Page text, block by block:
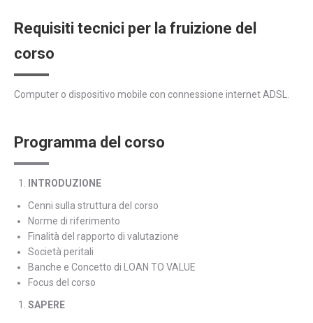
Requisiti tecnici per la fruizione del
corso
Computer o dispositivo mobile con connessione internet ADSL.
Programma del corso
INTRODUZIONE
Cenni sulla struttura del corso
Norme di riferimento
Finalità del rapporto di valutazione
Società peritali
Banche e Concetto di LOAN TO VALUE
Focus del corso
SAPERE